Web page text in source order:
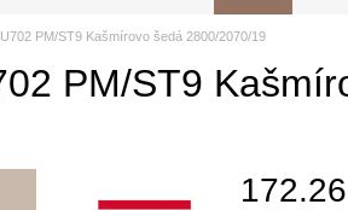
PM/ST9 Kašmírovo šedá 2800/2070/19
PM/ST9